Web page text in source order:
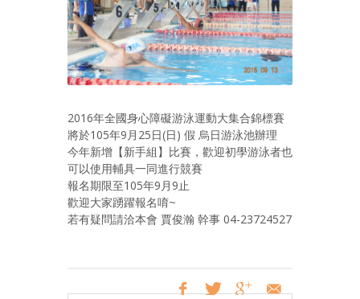
2016年全國身心障礙游泳運動大集合錦標賽
將於105年9月25日(日) 假 烏日游泳池辦理
今年新增【新手組】比賽，歡迎初學游泳者也
可以使用輔具一同進行競賽
報名期限至105年9月9止
歡迎大家踴躍報名唷~
若有疑問請洽本會 賈俊瀚 幹事 04-23724527